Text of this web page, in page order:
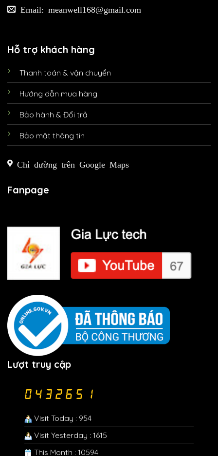
Email: meanwell168@gmail.com
Hỗ trợ khách hàng
Thanh toán & vận chuyển
Hướng dẫn mua hàng
Bảo hành & Đổi trả
Bảo mật thông tin
Chỉ đường trên Google Maps
Fanpage
Lượt truy cập
Visit Today : 954
Visit Yesterday : 1615
This Month : 10594